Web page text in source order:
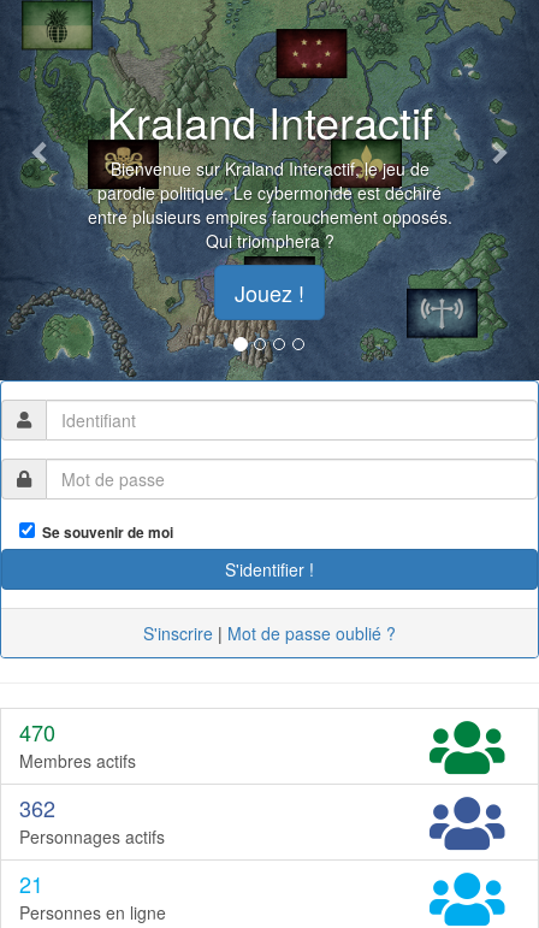
Kraland Interactif
Bienvenue sur Kraland Interactif, le jeu de
parodie politique. Le cybermonde est déchiré
entre plusieurs empires farouchement opposés.
Qui triomphera ?
Jouez !
Se souvenir de moi
S'inscrire | Mot de passe oublié ?
470
Membres actifs
362
Personnages actifs
21
Personnes en ligne